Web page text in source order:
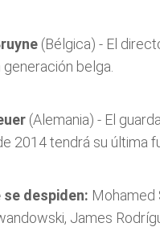
(Bélgica) - El
belga.
(Alemania) - El
2014 tendrá su última
despiden: Mohamed
James